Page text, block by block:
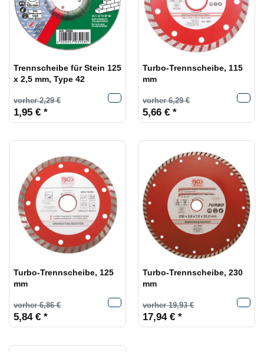
Trennscheibe für Stein 125
x 2,5 mm, Type 42
vorher 2,29 €
1,95 € *
Turbo-Trennscheibe, 115
mm
vorher 6,29 €
5,66 € *
Turbo-Trennscheibe, 125
mm
vorher 6,86 €
5,84 € *
Turbo-Trennscheibe, 230
mm
vorher 19,93 €
17,94 € *